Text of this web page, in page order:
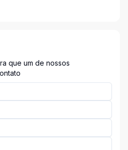
que um de nossos